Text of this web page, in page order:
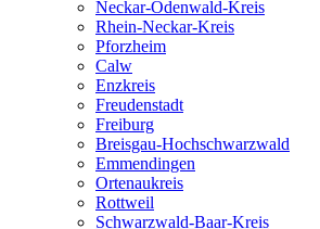
Neckar-Odenwald-Kreis
Rhein-Neckar-Kreis
Pforzheim
Calw
Enzkreis
Freudenstadt
Freiburg
Breisgau-Hochschwarzwald
Emmendingen
Ortenaukreis
Rottweil
Schwarzwald-Baar-Kreis